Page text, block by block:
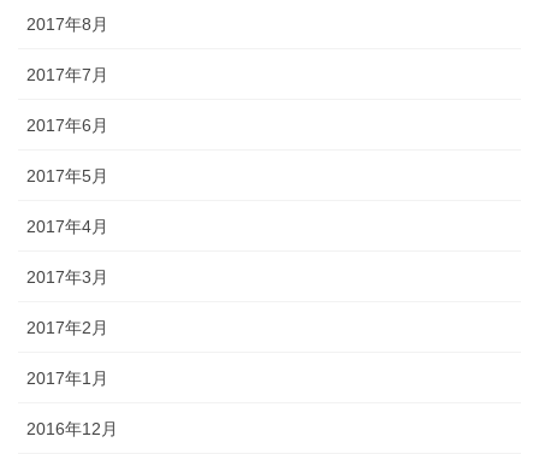
2017年8月
2017年7月
2017年6月
2017年5月
2017年4月
2017年3月
2017年2月
2017年1月
2016年12月